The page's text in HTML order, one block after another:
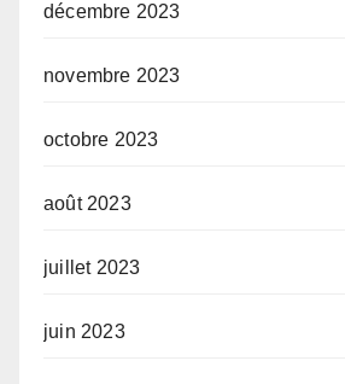
décembre 2023
novembre 2023
octobre 2023
août 2023
juillet 2023
juin 2023